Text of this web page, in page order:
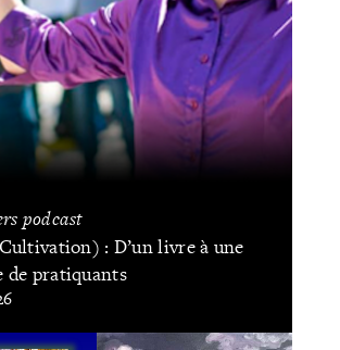
podcast
: D’un livre à une
pratiquants